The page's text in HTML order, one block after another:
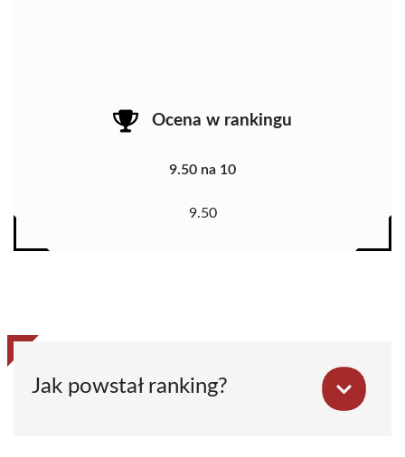
Ocena w rankingu
9.50 na 10
9.50
Jak powstał ranking?